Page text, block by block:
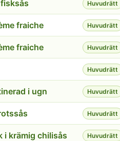
Huvudrätt
fraiche Huvudrätt
fraiche Huvudrätt
Huvudrätt
i ugn Huvudrätt
Huvudrätt
i krämig chilisås Huvudrätt